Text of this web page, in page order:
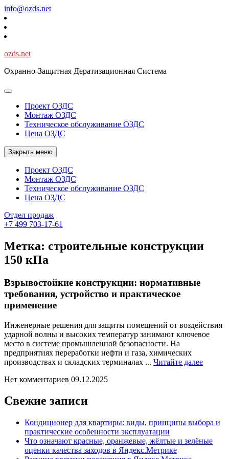
Перейти
к
содержимому
info@ozds.net
ozds.net
Охранно-Защитная Дератизационная Система
Проект ОЗДС
Монтаж ОЗДС
Техническое обслуживание ОЗДС
Цена ОЗДС
Закрыть меню
Проект ОЗДС
Монтаж ОЗДС
Техническое обслуживание ОЗДС
Цена ОЗДС
Отдел продаж
+7 499 703-17-61
Метка: строительные конструкции
150 кПа
Взрывостойкие конструкции: нормативные
требования, устройство и практическое
применение
Инженерные решения для защиты помещений от воздействия
ударной волны и высоких температур занимают ключевое
место в системе промышленной безопасности. На
предприятиях переработки нефти и газа, химических
производствах и складских терминалах ... Читайте далее
Нет комментариев 09.12.2025
Свежие записи
Кондиционер для квартиры: виды, принципы выбора и
практические особенности эксплуатации
Что означают красные, оранжевые, жёлтые и зелёные
оценки качества заходов в Яндекс.Метрике